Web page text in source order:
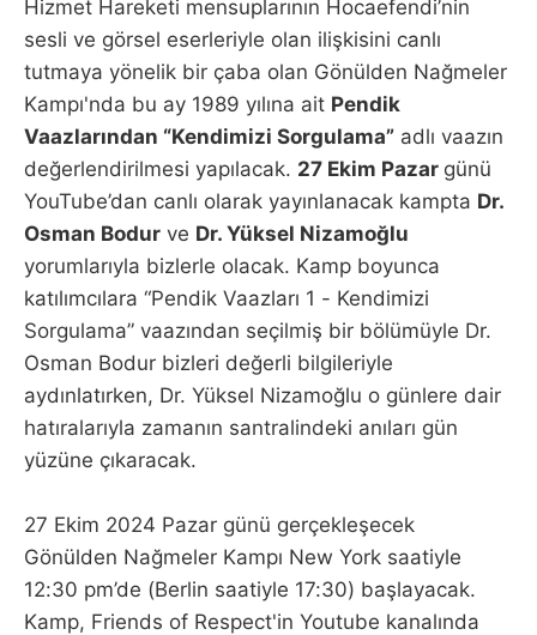
Hizmet Hareketi mensuplarının Hocaefendi’nin
sesli ve görsel eserleriyle olan ilişkisini canlı
tutmaya yönelik bir çaba olan Gönülden Nağmeler
Kampı'nda bu ay 1989 yılına ait Pendik
Vaazlarından “Kendimizi Sorgulama” adlı vaazın
değerlendirilmesi yapılacak. 27 Ekim Pazar günü
YouTube’dan canlı olarak yayınlanacak kampta Dr.
Osman Bodur ve Dr. Yüksel Nizamoğlu
yorumlarıyla bizlerle olacak. Kamp boyunca
katılımcılara “Pendik Vaazları 1 - Kendimizi
Sorgulama” vaazından seçilmiş bir bölümüyle Dr.
Osman Bodur bizleri değerli bilgileriyle
aydınlatırken, Dr. Yüksel Nizamoğlu o günlere dair
hatıralarıyla zamanın santralindeki anıları gün
yüzüne çıkaracak.
27 Ekim 2024 Pazar günü gerçekleşecek
Gönülden Nağmeler Kampı New York saatiyle
12:30 pm’de (Berlin saatiyle 17:30) başlayacak.
Kamp, Friends of Respect'in Youtube kanalında